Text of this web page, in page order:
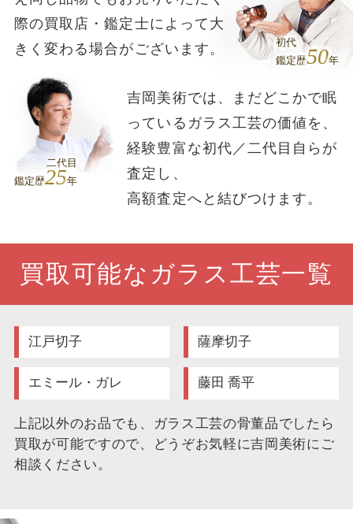
際の買取店・鑑定士によって大
きく変わる場合がございます。
初代
鑑定歴50年
吉岡美術では、まだどこかで眠
っているガラス工芸の価値を、
経験豊富な初代／二代目自らが
査定し、
高額査定へと結びつけます。
二代目
鑑定歴25年
買取可能なガラス工芸一覧
江戸切子 薩摩切子
エミール・ガレ 藤田 喬平
上記以外のお品でも、ガラス工芸の骨董品でしたら
買取が可能ですので、どうぞお気軽に吉岡美術にご
相談ください。